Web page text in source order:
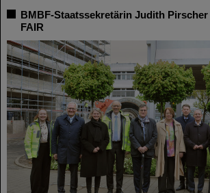
BMBF-Staatssekretärin Judith
FAIR